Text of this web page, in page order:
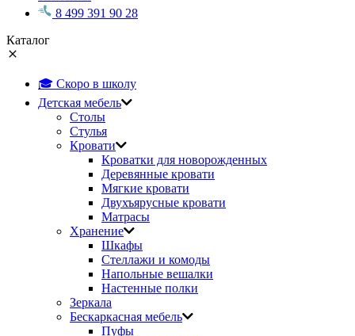
8 499 391 90 28
Каталог
🎓 Скоро в школу
Детская мебель
Столы
Стулья
Кровати
Кроватки для новорожденных
Деревянные кровати
Мягкие кровати
Двухъярусные кровати
Матрасы
Хранение
Шкафы
Стеллажи и комоды
Напольные вешалки
Настенные полки
Зеркала
Бескаркасная мебель
Пуфы